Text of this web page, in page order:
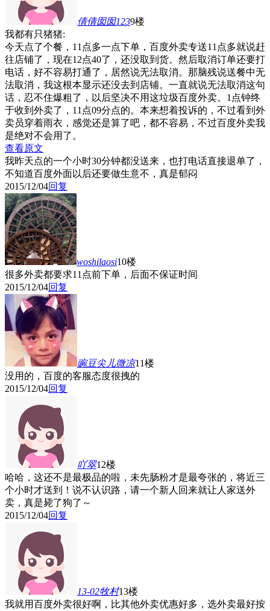
倩倩囡囡1239楼
我都有只猪猪:
今天点了个餐，11点多一点下单，百度外卖专送11点多就说赶
往店铺了，现在12点40了，还没取到货。然后取消订单还要打
电话，好不容易打通了，居然说无法取消。那脑残说送餐中无
法取消，我这根本显示还没去到店铺。一直就说无法取消这句
话，忍不住爆粗了，以后坚决不用这垃圾百度外卖。1点钟终
于收到外卖了，11点09分点的。本来想着投诉的，不过看到外
卖员穿着雨衣，感觉还是算了吧，都不容易，不过百度外卖我
是绝对不会用了。
查看原文
我昨天点的一个小时30分钟都没送来，也打电话直接退单了，
不知道百度外面以后还要做生意不，真是郁闷
2015/12/04回复
woshilaosi10楼
很多外卖都要求11点前下单，后面不保证时间
2015/12/04回复
豌豆尖儿微凉11楼
没用的，百度的客服态度很拽的
2015/12/04回复
吖翠12楼
哈哈，这还不是最极品的啦，未先肠粉才是最夸张的，将近三
个小时才送到！说不认识路，请一个新人回来就让人家送外
卖，真是毙了狗了～
2015/12/04回复
13-02牧村13楼
我就用百度外卖很好啊，比其他外卖优惠好多，选外卖最好按